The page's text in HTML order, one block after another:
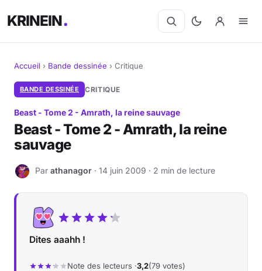
KRINEIN
Cinéma
Séries
Manga
BD
Livres
Jeux vidéo
Accueil › Bande dessinée › Critique
BANDE DESSINÉE CRITIQUE
Beast - Tome 2 - Amrath, la reine sauvage
Beast - Tome 2 - Amrath, la reine
sauvage
A Par athanagor · 14 juin 2009 · 2 min de lecture
Dites aaahh !
Note des lecteurs ·3,2(79 votes)